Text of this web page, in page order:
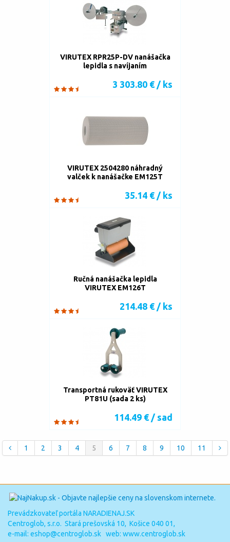
VIRUTEX RPR25P-DV nanášačka
lepidla s navíjaním
3 303.80 € / ks
VIRUTEX 2504280 náhradný
valček k nanášačke EM125T
35.14 € / ks
Ručná nanášačka lepidla
VIRUTEX EM126T
214.48 € / ks
Transportná rukoväť VIRUTEX
PT81U (sada 2 ks)
114.49 € / sad
1 2 3 4 5 6 7 8 9 10 11
Prevádzkovateľ portála NARADIENAJ.SK
Centroglob, s.r.o. Stará prešovská 10, Košice 040 01,
e-mail: eshop@centroglob.sk web: www.centroglob.sk